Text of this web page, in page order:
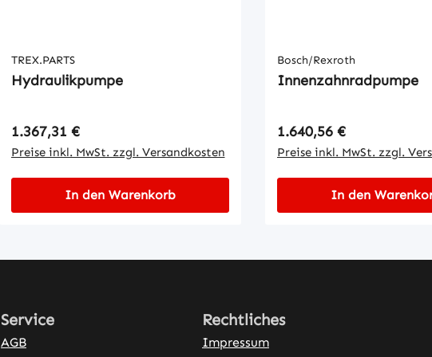
TREX.PARTS
Hydraulikpumpe
Regulärer Preis:
1.367,31 €
Preise inkl. MwSt. zzgl. Versandkosten
In den Warenkorb
Bosch/Rexroth
Innenzahnradpumpe
Regulärer Preis:
1.640,56 €
Preise inkl. MwSt. zzgl.
In den
Service
AGB
Rechtliches
Impressum